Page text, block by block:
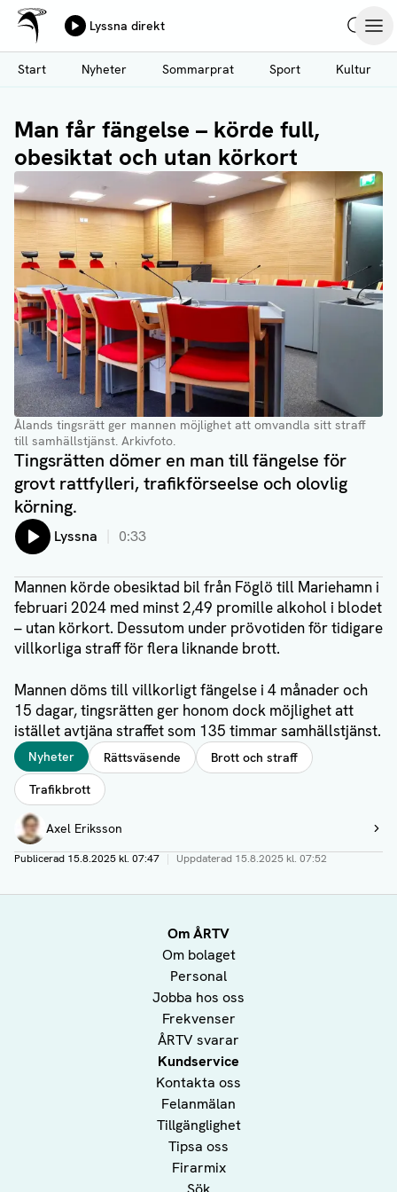
Hoppa
till
huvudinnehåll
Ålands Radio & TV
Lyssna direkt
Start
Nyheter Sommarprat Sport Kultur
Man får fängelse – körde full,
obesiktat och utan körkort
Ålands tingsrätt ger mannen möjlighet att omvandla sitt straff
till samhällstjänst. Arkivfoto.
Tingsrätten dömer en man till fängelse för
grovt rattfylleri, trafikförseelse och olovlig
körning.
Lyssna 0:33
Mannen körde obesiktad bil från Föglö till Mariehamn i
februari 2024 med minst 2,49 promille alkohol i blodet
– utan körkort. Dessutom under prövotiden för tidigare
villkorliga straff för flera liknande brott.
Mannen döms till villkorligt fängelse i 4 månader och
15 dagar, tingsrätten ger honom dock möjlighet att
istället avtjäna straffet som 135 timmar samhällstjänst.
Taggar
Nyheter Rättsväsende
Brott och straff
Trafikbrott
Författare
Axel Eriksson
Visa profil
Publicerad 15.8.2025 kl. 07:47 | Uppdaterad 15.8.2025 kl. 07:52
Om ÅRTV
Om bolaget
Personal
Jobba hos oss
Frekvenser
ÅRTV svarar
Kundservice
Kontakta oss
Felanmälan
Tillgänglighet
Tipsa oss
Firarmix